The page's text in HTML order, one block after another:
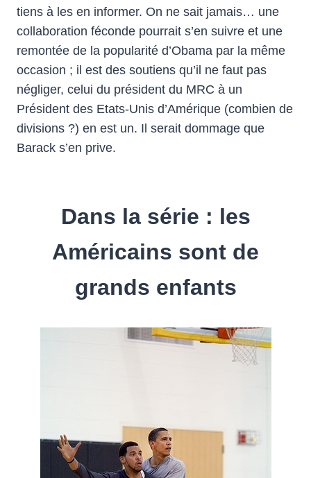
tiens à les en informer. On ne sait jamais… une
collaboration féconde pourrait s’en suivre et une
remontée de la popularité d’Obama par la même
occasion ; il est des soutiens qu’il ne faut pas
négliger, celui du président du MRC à un
Président des Etats-Unis d’Amérique (combien de
divisions ?) en est un. Il serait dommage que
Barack s’en prive.
Dans la série : les
Américains sont de
grands enfants